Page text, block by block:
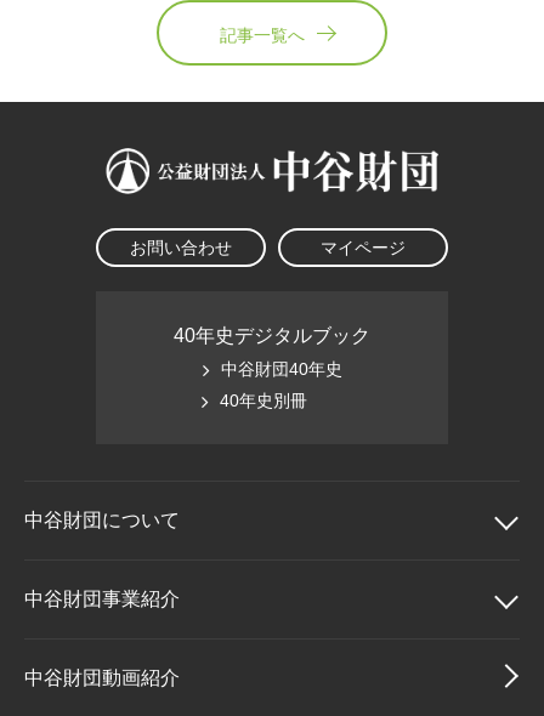
記事一覧へ
お問い合わせ マイページ
40年史デジタルブック
中谷財団40年史
40年史別冊
中谷財団について
中谷財団について
理事長挨拶
中谷財団事業紹介
中谷財団事業紹介
中谷財団動画紹介